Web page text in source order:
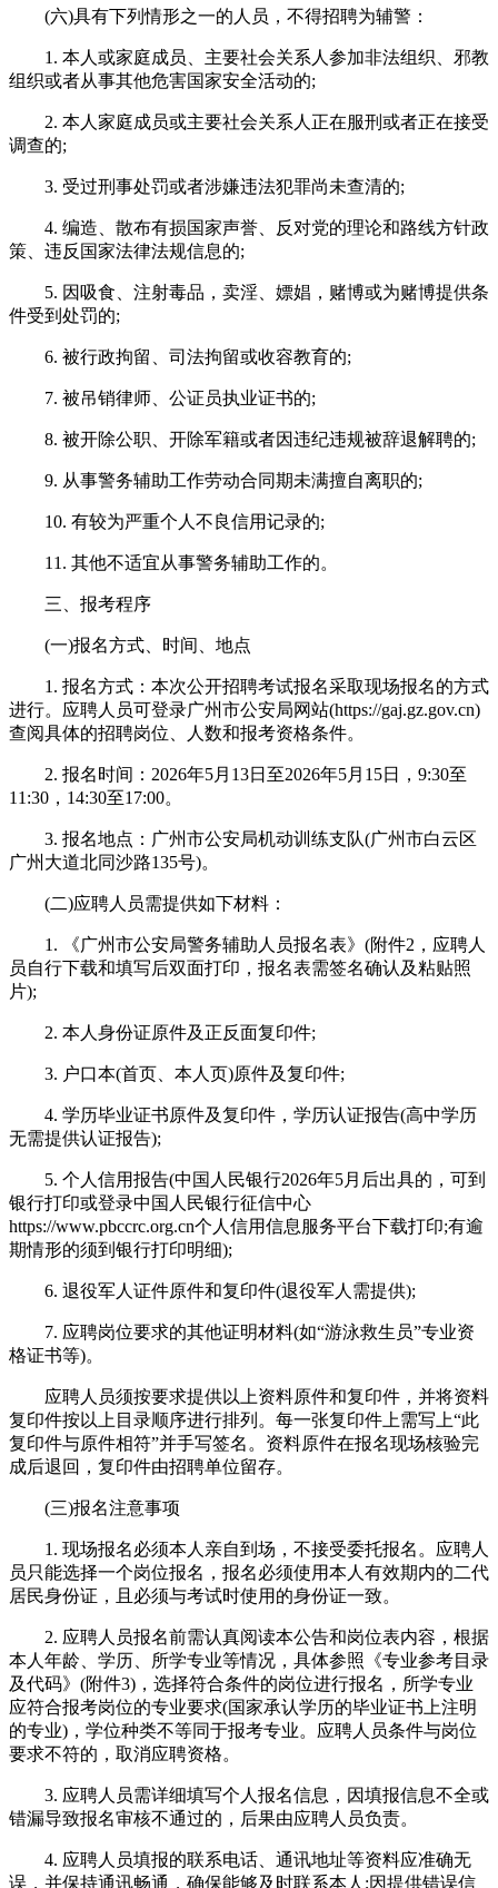
(六)具有下列情形之一的人员，不得招聘为辅警：
1. 本人或家庭成员、主要社会关系人参加非法组织、邪教
组织或者从事其他危害国家安全活动的;
2. 本人家庭成员或主要社会关系人正在服刑或者正在接受
调查的;
3. 受过刑事处罚或者涉嫌违法犯罪尚未查清的;
4. 编造、散布有损国家声誉、反对党的理论和路线方针政
策、违反国家法律法规信息的;
5. 因吸食、注射毒品，卖淫、嫖娼，赌博或为赌博提供条
件受到处罚的;
6. 被行政拘留、司法拘留或收容教育的;
7. 被吊销律师、公证员执业证书的;
8. 被开除公职、开除军籍或者因违纪违规被辞退解聘的;
9. 从事警务辅助工作劳动合同期未满擅自离职的;
10. 有较为严重个人不良信用记录的;
11. 其他不适宜从事警务辅助工作的。
三、报考程序
(一)报名方式、时间、地点
1. 报名方式：本次公开招聘考试报名采取现场报名的方式
进行。应聘人员可登录广州市公安局网站(https://gaj.gz.gov.cn)
查阅具体的招聘岗位、人数和报考资格条件。
2. 报名时间：2026年5月13日至2026年5月15日，9:30至
11:30，14:30至17:00。
3. 报名地点：广州市公安局机动训练支队(广州市白云区
广州大道北同沙路135号)。
(二)应聘人员需提供如下材料：
1. 《广州市公安局警务辅助人员报名表》(附件2，应聘人
员自行下载和填写后双面打印，报名表需签名确认及粘贴照
片);
2. 本人身份证原件及正反面复印件;
3. 户口本(首页、本人页)原件及复印件;
4. 学历毕业证书原件及复印件，学历认证报告(高中学历
无需提供认证报告);
5. 个人信用报告(中国人民银行2026年5月后出具的，可到
银行打印或登录中国人民银行征信中心
https://www.pbccrc.org.cn个人信用信息服务平台下载打印;有逾
期情形的须到银行打印明细);
6. 退役军人证件原件和复印件(退役军人需提供);
7. 应聘岗位要求的其他证明材料(如“游泳救生员”专业资
格证书等)。
应聘人员须按要求提供以上资料原件和复印件，并将资料
复印件按以上目录顺序进行排列。每一张复印件上需写上“此
复印件与原件相符”并手写签名。资料原件在报名现场核验完
成后退回，复印件由招聘单位留存。
(三)报名注意事项
1. 现场报名必须本人亲自到场，不接受委托报名。应聘人
员只能选择一个岗位报名，报名必须使用本人有效期内的二代
居民身份证，且必须与考试时使用的身份证一致。
2. 应聘人员报名前需认真阅读本公告和岗位表内容，根据
本人年龄、学历、所学专业等情况，具体参照《专业参考目录
及代码》(附件3)，选择符合条件的岗位进行报名，所学专业
应符合报考岗位的专业要求(国家承认学历的毕业证书上注明
的专业)，学位种类不等同于报考专业。应聘人员条件与岗位
要求不符的，取消应聘资格。
3. 应聘人员需详细填写个人报名信息，因填报信息不全或
错漏导致报名审核不通过的，后果由应聘人员负责。
4. 应聘人员填报的联系电话、通讯地址等资料应准确无
误，并保持通讯畅通，确保能够及时联系本人;因提供错误信